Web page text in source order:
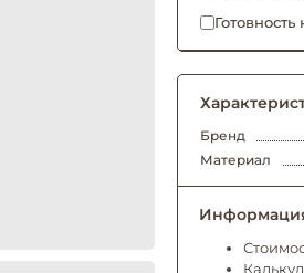
Бренд
Материал